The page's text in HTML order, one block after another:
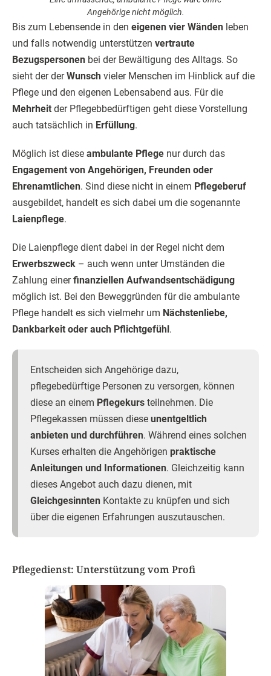
Angehörige nicht möglich.
Bis zum Lebensende in den eigenen vier Wänden leben
und falls notwendig unterstützen vertraute
Bezugspersonen bei der Bewältigung des Alltags. So
sieht der derWunsch vieler Menschen im Hinblick auf die
Pflege und den eigenen Lebensabend aus. Für die
Mehrheit der Pflegebbedürftigen geht diese Vorstellung
auch tatsächlich in Erfüllung.
Möglich ist diese ambulante Pflege nur durch das
Engagement von Angehörigen, Freunden oder
Ehrenamtlichen. Sind diese nicht in einem Pflegeberuf
ausgebildet, handelt es sich dabei um die sogenannte
Laienpflege.
Die Laienpflege dient dabei in der Regel nicht dem
Erwerbszweck – auch wenn unter Umständen die
Zahlung einerfinanziellen Aufwandsentschädigung
möglich ist. Bei den Beweggründen für die ambulante
Pflege handelt es sich vielmehr um Nächstenliebe,
Dankbarkeit oder auch Pflichtgefühl .
Entscheiden sich Angehörige dazu,
pflegebedürftige Personen zu versorgen, können
diese an einem Pflegekurs teilnehmen. Die
Pflegekassen müssen diese unentgeltlich
anbieten und durchführen. Während eines solchen
Kurses erhalten die Angehörigen praktische
Anleitungen und Informationen. Gleichzeitig kann
dieses Angebot auch dazu dienen, mit
Gleichgesinnten Kontakte zu knüpfen und sich
über die eigenen Erfahrungen auszutauschen.
Pflegedienst: Unterstützung vom Profi